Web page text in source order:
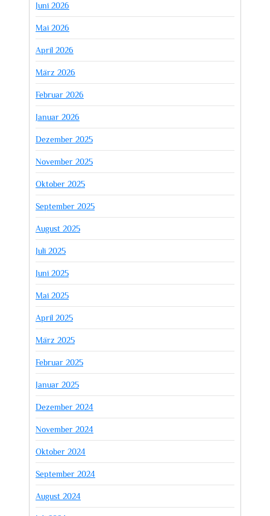
Juni 2026
Mai 2026
April 2026
März 2026
Februar 2026
Januar 2026
Dezember 2025
November 2025
Oktober 2025
September 2025
August 2025
Juli 2025
Juni 2025
Mai 2025
April 2025
März 2025
Februar 2025
Januar 2025
Dezember 2024
November 2024
Oktober 2024
September 2024
August 2024